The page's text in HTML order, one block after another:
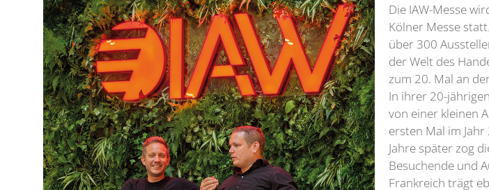
Die IAW-Messe
Kölner Messe
über 300
der Welt des
zum 20. Mal an
In ihrer 20-
von einer kleinen
ersten Mal im
Jahre später zog
Besuchende und
Frankreich trägt